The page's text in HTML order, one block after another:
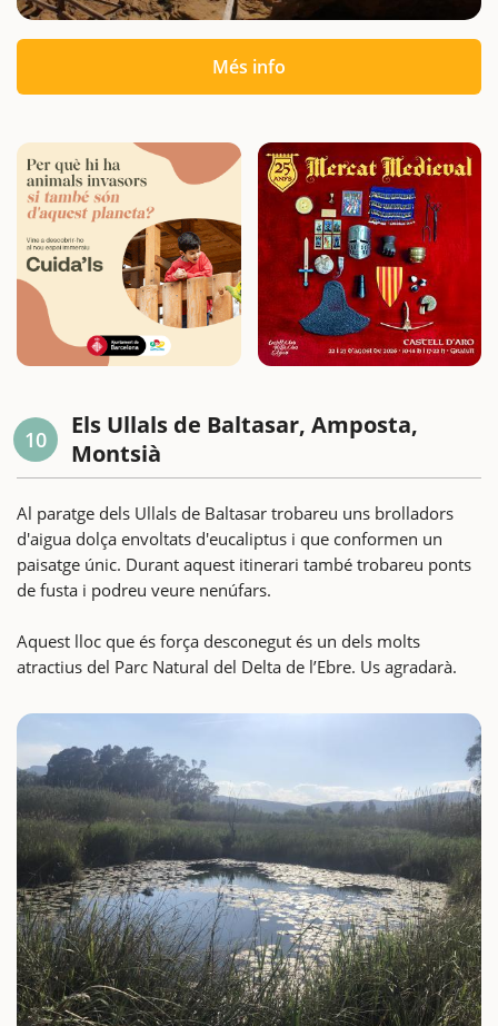
Més info
10
Els Ullals de Baltasar, Amposta,
Montsià
Al paratge dels Ullals de Baltasar trobareu uns brolladors
d'aigua dolça envoltats d'eucaliptus i que conformen un
paisatge únic. Durant aquest itinerari també trobareu ponts
de fusta i podreu veure nenúfars.
Aquest lloc que és força desconegut és un dels molts
atractius del Parc Natural del Delta de l’Ebre. Us agradarà.